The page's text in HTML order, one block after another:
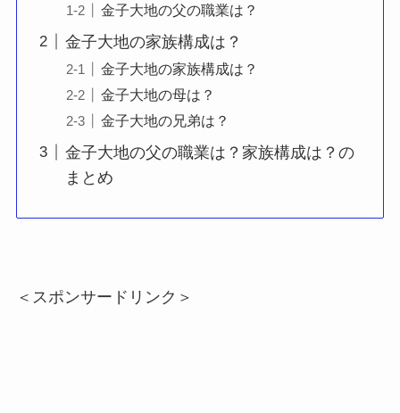
金子大地の父の職業は？
金子大地の家族構成は？
金子大地の家族構成は？
金子大地の母は？
金子大地の兄弟は？
金子大地の父の職業は？家族構成は？の
まとめ
＜スポンサードリンク＞